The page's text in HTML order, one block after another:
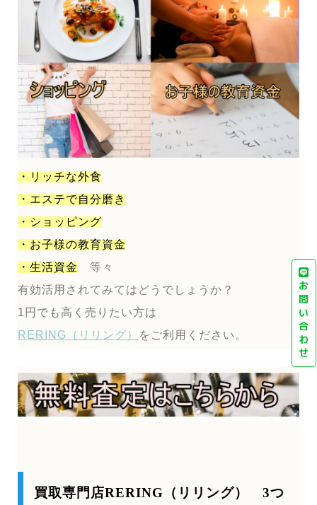
・リッチな外食
・エステで自分磨き
・ショッピング
・お子様の教育資金
・生活資金
等々
有効活用されてみてはどうでしょうか？
1円でも高く売りたい方は
RERING（リリング）
をご利用ください。
買取専門店RERING（リリング） 3つ
お
問
い
合
わ
せ